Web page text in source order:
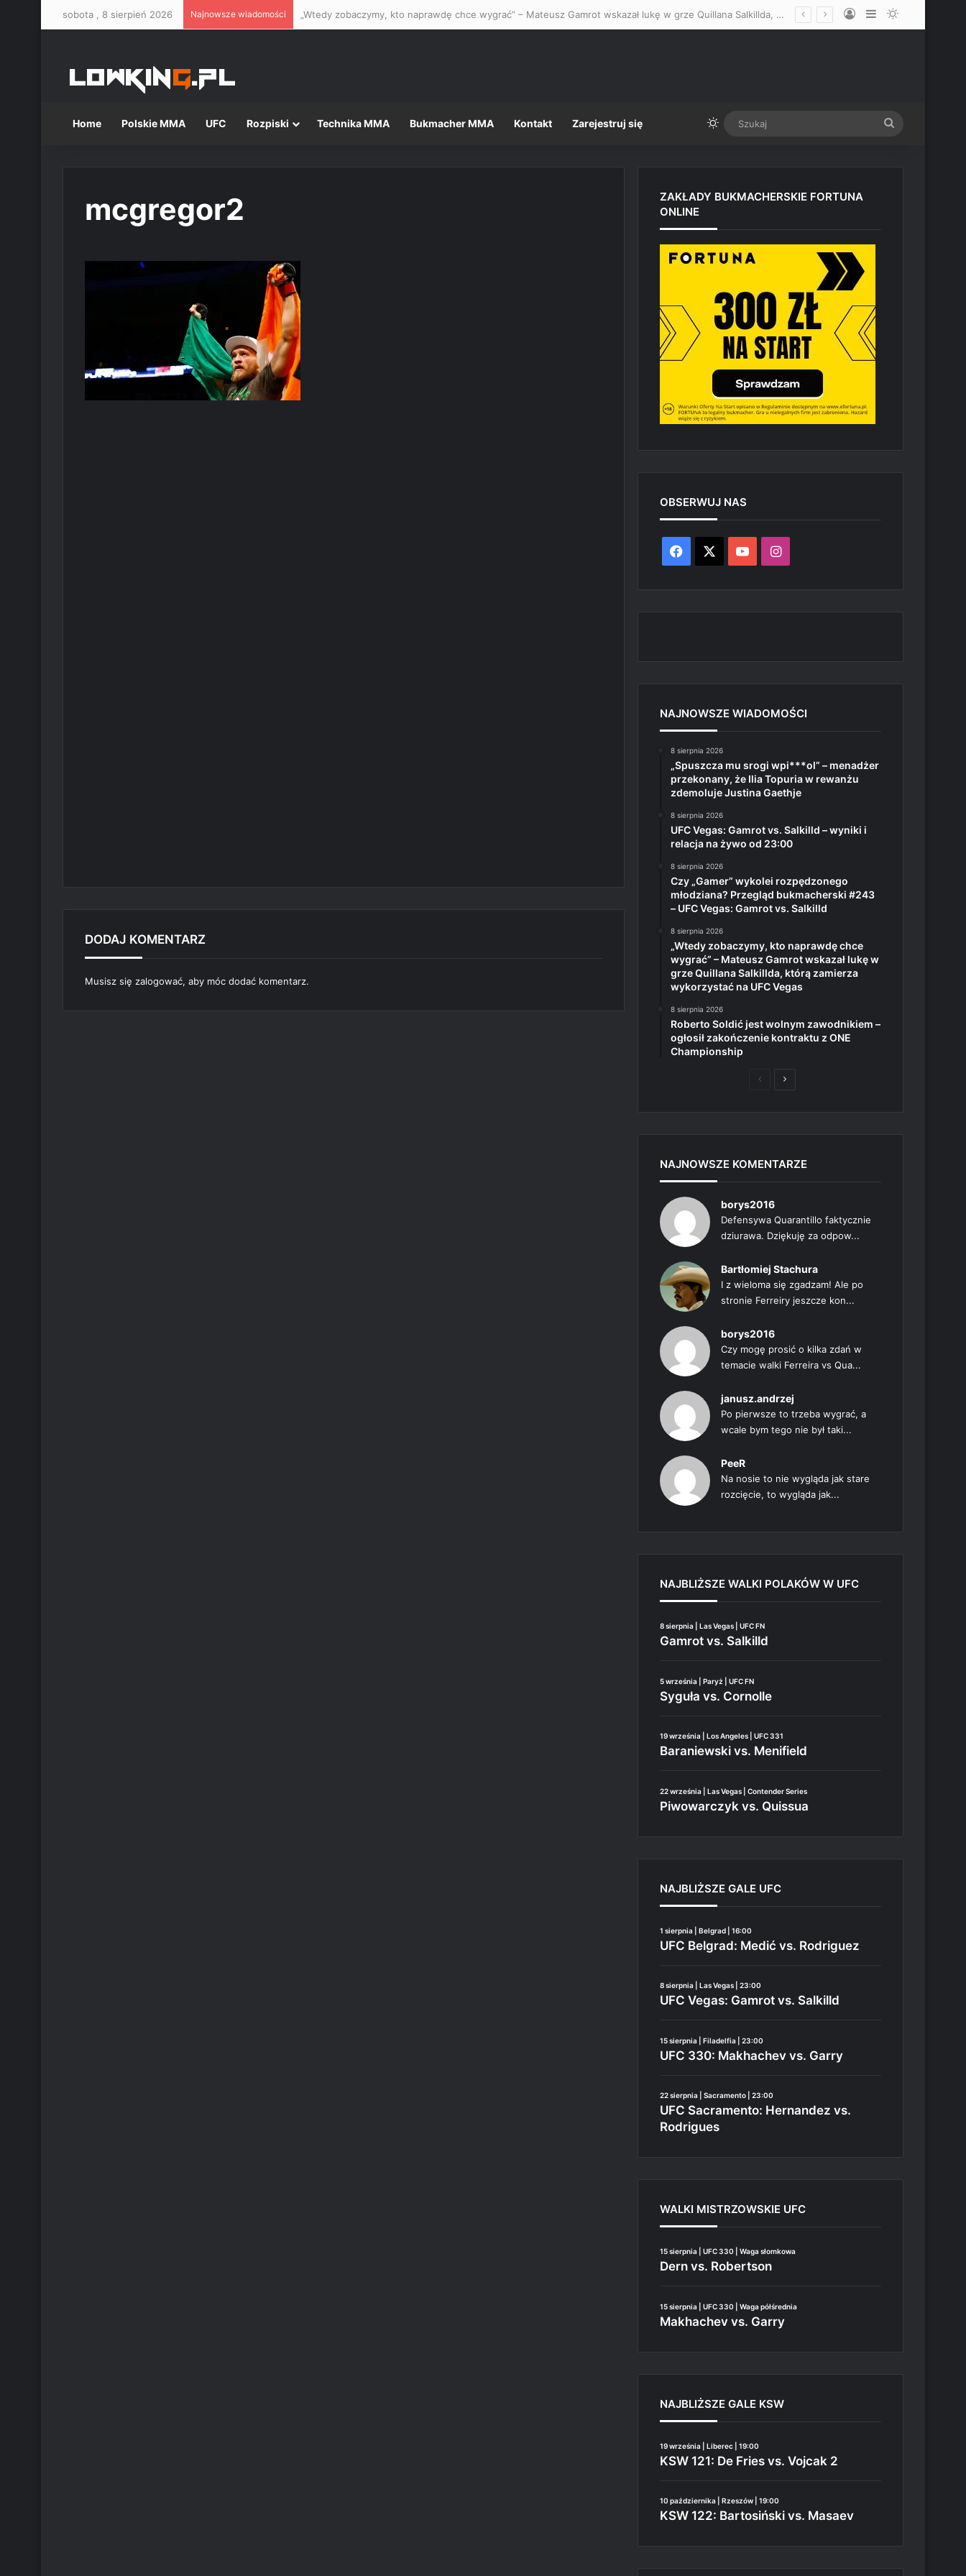
sobota , 8 sierpień 2026 Najnowsze wiadomości „Wtedy zobaczymy, kto naprawdę chce wygrać” – Mateusz Gamrot wskazał lukę w grze Quillana Salkillda, którą zamierza wykorzystać na UFC Vegas Log InSidebarSwitch skin
Home Polskie MMA UFC Rozpiski Technika MMA Bukmacher MMA Kontakt Zarejestruj się Switch skin
mcgregor2
DODAJ KOMENTARZ
Musisz się zalogować, aby móc dodać komentarz.
ZAKŁADY BUKMACHERSKIE FORTUNA
ONLINE
OBSERWUJ NAS
Facebook YouTubeInstagram
NAJNOWSZE WIADOMOŚCI
8 sierpnia 2026
„Spuszcza mu srogi wpi***ol” – menadżer
przekonany, że Ilia Topuria w rewanżu
zdemoluje Justina Gaethje
8 sierpnia 2026
UFC Vegas: Gamrot vs. Salkilld – wyniki i
relacja na żywo od 23:00
8 sierpnia 2026
Czy „Gamer” wykolei rozpędzonego
młodziana? Przegląd bukmacherski #243
– UFC Vegas: Gamrot vs. Salkilld
8 sierpnia 2026
„Wtedy zobaczymy, kto naprawdę chce
wygrać” – Mateusz Gamrot wskazał lukę w
grze Quillana Salkillda, którą zamierza
wykorzystać na UFC Vegas
8 sierpnia 2026
Roberto Soldić jest wolnym zawodnikiem –
ogłosił zakończenie kontraktu z ONE
Championship
PoprzedniaNastępna
NAJNOWSZE KOMENTARZE
borys2016
Defensywa Quarantillo faktycznie
dziurawa. Dziękuję za odpow...
Bartłomiej Stachura
I z wieloma się zgadzam! Ale po
stronie Ferreiry jeszcze kon...
borys2016
Czy mogę prosić o kilka zdań w
temacie walki Ferreira vs Qua...
janusz.andrzej
Po pierwsze to trzeba wygrać, a
wcale bym tego nie był taki...
PeeR
Na nosie to nie wygląda jak stare
rozcięcie, to wygląda jak...
NAJBLIŻSZE WALKI POLAKÓW W UFC
8 sierpnia | Las Vegas | UFC FN
Gamrot vs. Salkilld
5 września | Paryż | UFC FN
Syguła vs. Cornolle
19 września | Los Angeles | UFC 331
Baraniewski vs. Menifield
22 września | Las Vegas | Contender Series
Piwowarczyk vs. Quissua
NAJBLIŻSZE GALE UFC
1 sierpnia | Belgrad | 16:00
UFC Belgrad: Medić vs. Rodriguez
8 sierpnia | Las Vegas | 23:00
UFC Vegas: Gamrot vs. Salkilld
15 sierpnia | Filadelfia | 23:00
UFC 330: Makhachev vs. Garry
22 sierpnia | Sacramento | 23:00
UFC Sacramento: Hernandez vs.
Rodrigues
WALKI MISTRZOWSKIE UFC
15 sierpnia | UFC 330 | Waga słomkowa
Dern vs. Robertson
15 sierpnia | UFC 330 | Waga półśrednia
Makhachev vs. Garry
NAJBLIŻSZE GALE KSW
19 września | Liberec | 19:00
KSW 121: De Fries vs. Vojcak 2
10 października | Rzeszów | 19:00
KSW 122: Bartosiński vs. Masaev